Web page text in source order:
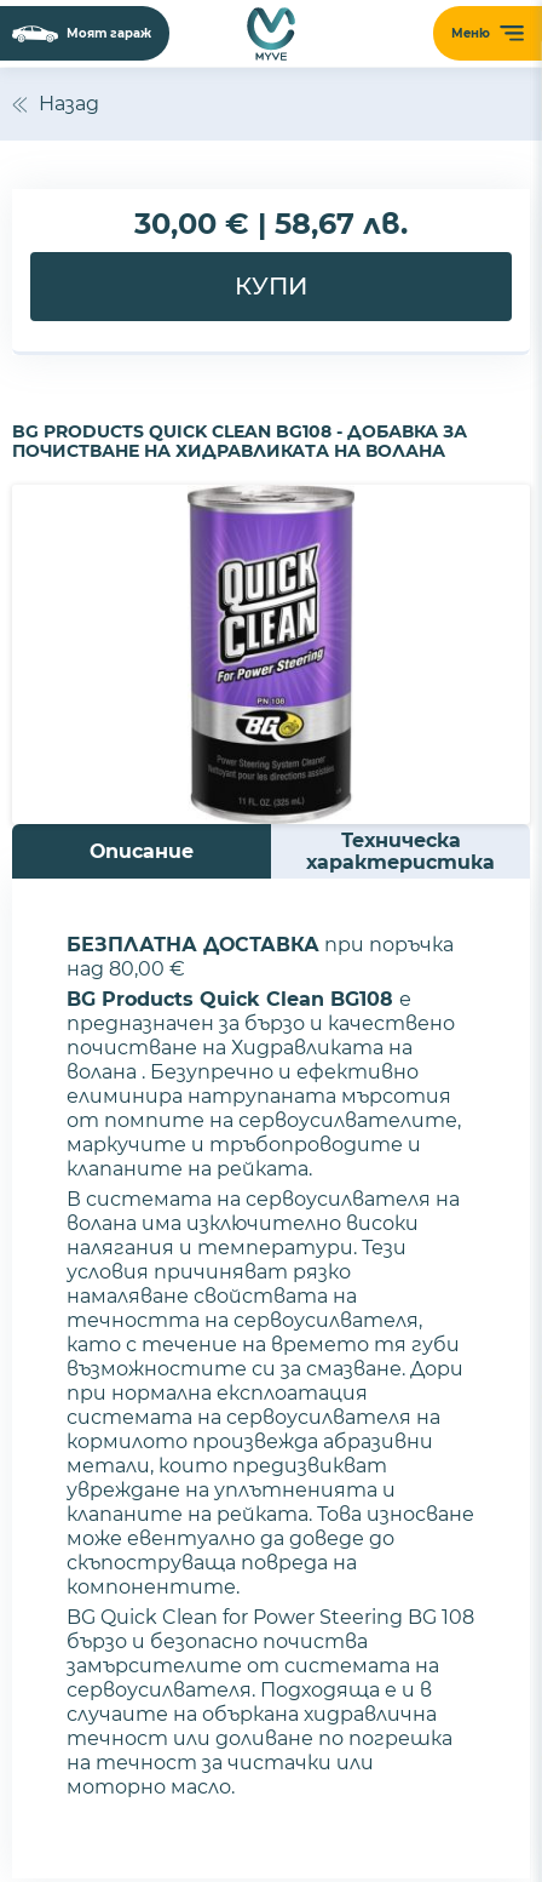
Меню
Моят гараж
Назад
30,00 € | 58,67 лв.
КУПИ
BG PRODUCTS QUICK CLEAN BG108 - ДОБАВКА ЗА
ПОЧИСТВАНЕ НА ХИДРАВЛИКАТА НА ВОЛАНА
Описание
Техническа
характеристика
БЕЗПЛАТНА ДОСТАВКА при поръчка
над 80,00 €
BG Products Quick Clean BG108 е
предназначен за бързо и качествено
почистване на Хидравликата на
волана . Безупречно и ефективно
елиминира натрупаната мърсотия
от помпите на сервоусилвателите,
маркучите и тръбопроводите и
клапаните на рейката.
В системата на сервоусилвателя на
волана има изключително високи
налягания и температури. Тези
условия причиняват рязко
намаляване свойствата на
течността на сервоусилвателя,
като с течение на времето тя губи
възможностите си за смазване. Дори
при нормална експлоатация
системата на сервоусилвателя на
кормилото произвежда абразивни
метали, които предизвикват
увреждане на уплътненията и
клапаните на рейката. Това износване
може евентуално да доведе до
скъпоструваща повреда на
компонентите.
BG Quick Clean for Power Steering BG 108
бързо и безопасно почиства
замърсителите от системата на
сервоусилвателя. Подходяща е и в
случаите на объркана хидравлична
течност или доливане по погрешка
на течност за чистачки или
моторно масло.